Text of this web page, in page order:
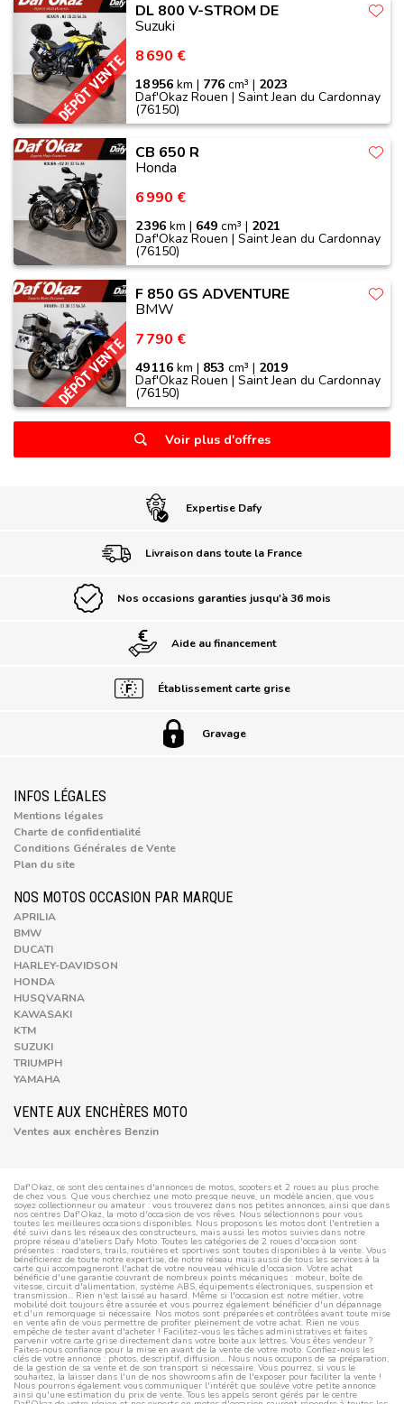
DÉPÔT VENTE
DL 800 V-STROM DE
Suzuki
8 690 €
18 956 km | 776 cm³ | 2023
Daf'Okaz Rouen | Saint Jean du Cardonnay
(76150)
CB 650 R
Honda
6 990 €
2 396 km | 649 cm³ | 2021
Daf'Okaz Rouen | Saint Jean du Cardonnay
(76150)
DÉPÔT VENTE
F 850 GS ADVENTURE
BMW
7 790 €
49 116 km | 853 cm³ | 2019
Daf'Okaz Rouen | Saint Jean du Cardonnay
(76150)
Voir plus d'offres
Expertise Dafy
Livraison dans toute la France
Nos occasions garanties jusqu'à 36 mois
Aide au financement
Établissement carte grise
Gravage
INFOS LÉGALES
Mentions légales
Charte de confidentialité
Conditions Générales de Vente
Plan du site
NOS MOTOS OCCASION PAR MARQUE
APRILIA
BMW
DUCATI
HARLEY-DAVIDSON
HONDA
HUSQVARNA
KAWASAKI
KTM
SUZUKI
TRIUMPH
YAMAHA
VENTE AUX ENCHÈRES MOTO
Ventes aux enchères Benzin
Daf'Okaz, ce sont des centaines d'annonces de motos, scooters et 2 roues au plus proche
de chez vous. Que vous cherchiez une moto presque neuve, un modèle ancien, que vous
soyez collectionneur ou amateur : vous trouverez dans nos petites annonces, ainsi que dans
nos centres Daf'Okaz, la moto d'occasion de vos rêves. Nous sélectionnons pour vous
toutes les meilleures occasions disponibles. Nous proposons les motos dont l'entretien a
été suivi dans les réseaux des constructeurs, mais aussi les motos suivies dans notre
propre réseau d'ateliers Dafy Moto. Toutes les catégories de 2 roues d'occasion sont
présentes : roadsters, trails, routières et sportives sont toutes disponibles à la vente. Vous
bénéficierez de toute notre expertise, de notre réseau mais aussi de tous les services à la
carte qui accompagneront l'achat de votre nouveau véhicule d'occasion. Votre achat
bénéficie d'une garantie couvrant de nombreux points mécaniques : moteur, boîte de
vitesse, circuit d'alimentation, système ABS, équipements électroniques, suspension et
transmission... Rien n'est laissé au hasard. Même si l'occasion est notre métier, votre
mobilité doit toujours être assurée et vous pourrez également bénéficier d'un dépannage
et d'un remorquage si nécessaire. Nos motos sont préparées et contrôlées avant toute mise
en vente afin de vous permettre de profiter pleinement de votre achat. Rien ne vous
empêche de tester avant d'acheter ! Facilitez-vous les tâches administratives et faites
parvenir votre carte grise directement dans votre boite aux lettres. Vous êtes vendeur ?
Faites-nous confiance pour la mise en avant de la vente de votre moto. Confiez-nous les
clés de votre annonce : photos, descriptif, diffusion... Nous nous occupons de sa préparation,
de la gestion de sa vente et de son transport si nécessaire. Vous pourrez, si vous le
souhaitez, la laisser dans l'un de nos showrooms afin de l'exposer pour faciliter la vente !
Nous pourrons également vous communiquer l'intérêt que soulève votre petite annonce
ainsi qu'une estimation du prix de vente. Tous les appels seront gérés par le centre